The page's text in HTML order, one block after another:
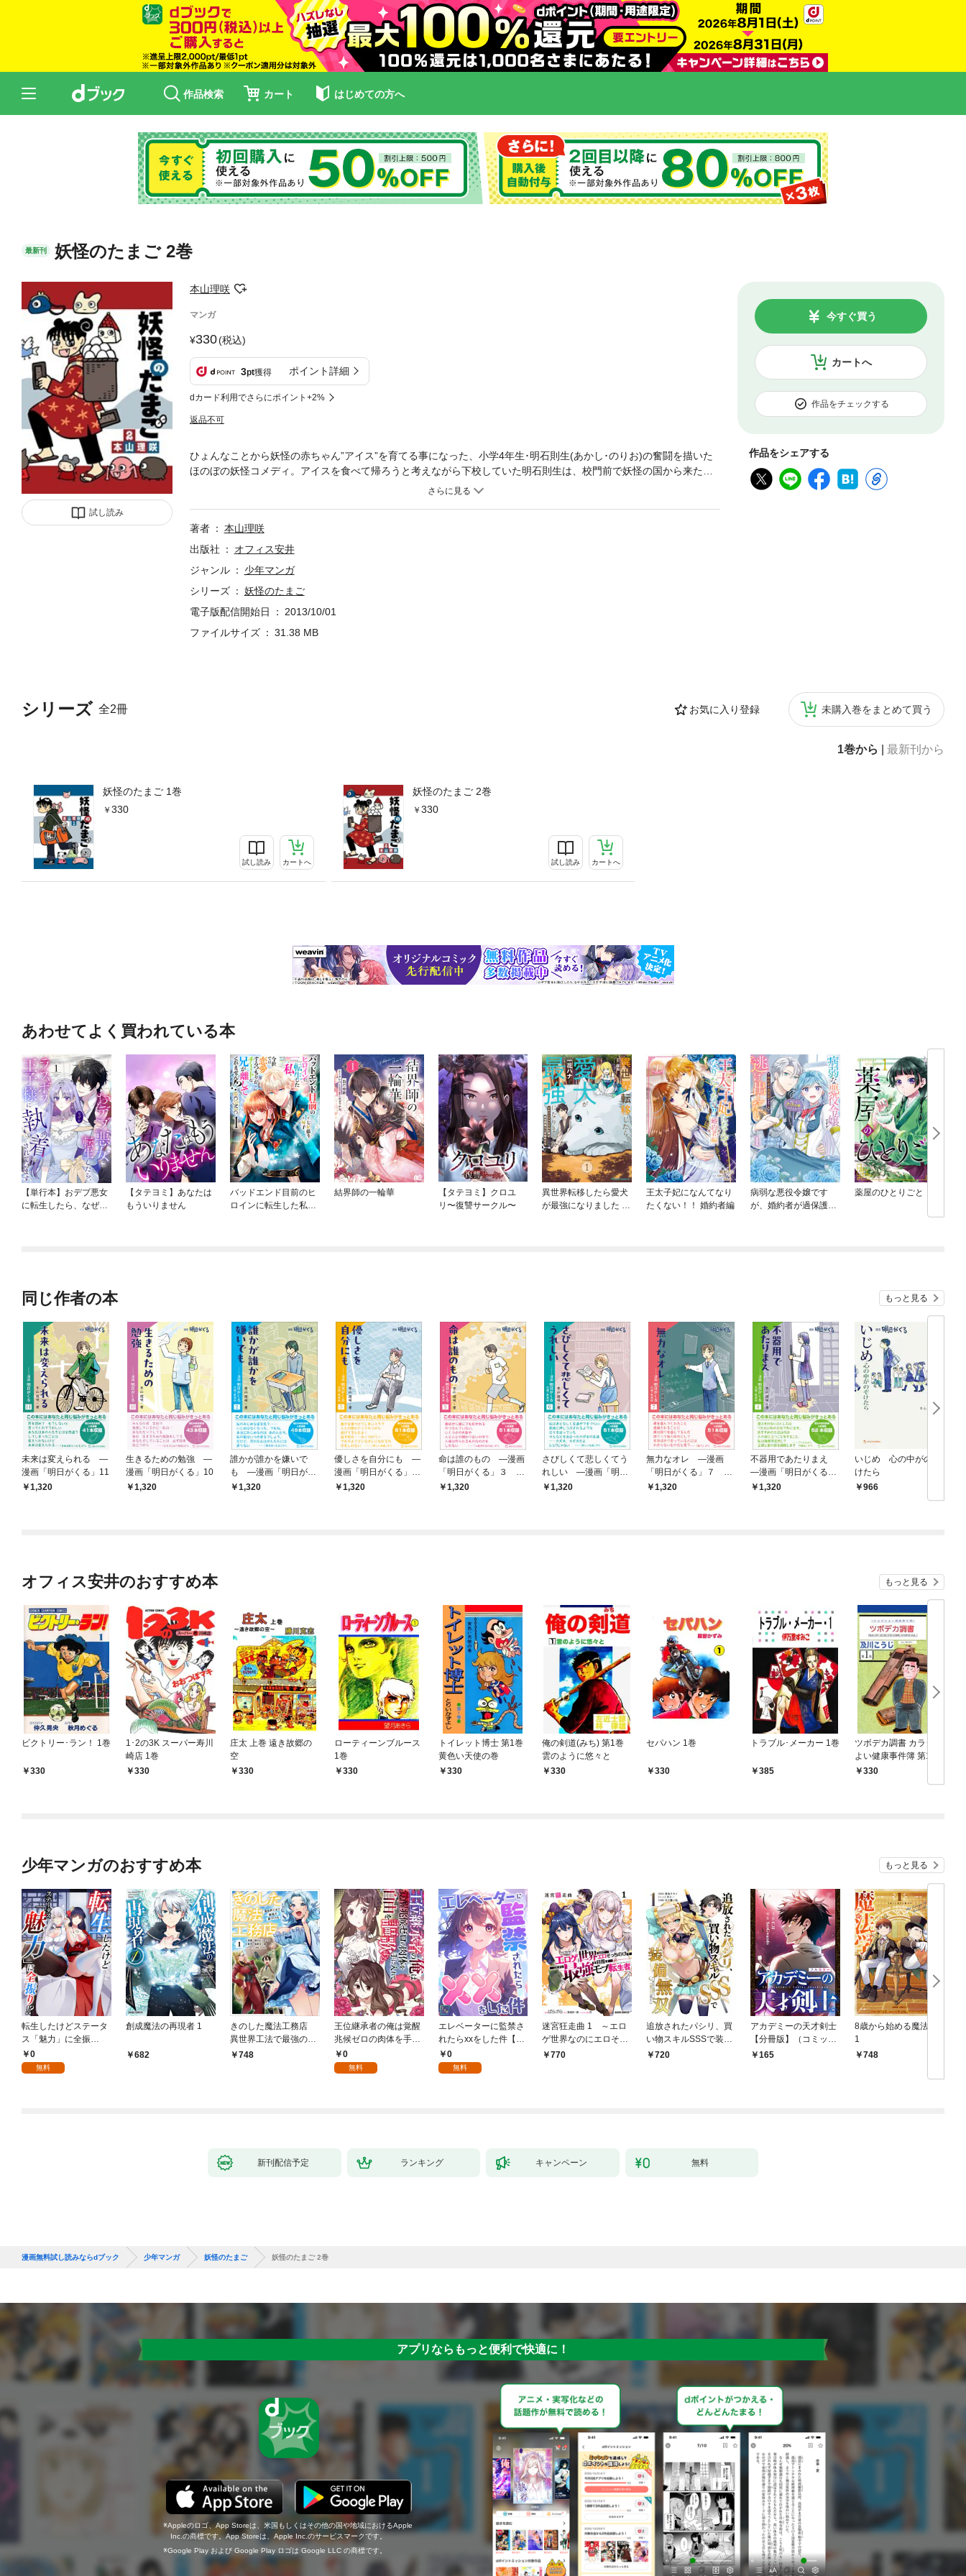
作品検索 カート はじめての方へ
最新刊 妖怪のたまご 2巻
試し読み
本山理咲
マンガ
330(税込)
3pt獲得 ポイント詳細
dカード利用でさらにポイント+2%
返品不可
カートへ
今すぐ買う
作品をチェックする
作品をシェアする
シリーズ 全2冊 お気に入り登録 未購入巻をまとめて買う
1巻から 最新刊から
妖怪のたまご 1巻
330
試し読み カートへ
妖怪のたまご 2巻
330
試し読み カートへ
ひょんなことから妖怪の赤ちゃん”アイス”を育てる事になった、小学4年生･明石則生(あかし･のりお)の奮闘を描いた
ほのぼの妖怪コメディ。アイスを食べて帰ろうと考えながら下校していた明石則生は、校門前で妖怪の国から来たた
まご売りの少女”ありの”と出会う。そしてありのに渡されたたまごを放り投げた明石は、その時に割れたたまごから生
著者
本山理咲
出版社
オフィス安井
ジャンル
少年マンガ
シリーズ
妖怪のたまご
電子版配信開始日
2013/10/01
ファイルサイズ
31.38 MB
あわせてよく買われている本
【単行本】おデブ悪女
に転生したら、なぜか
【タテヨミ】あなたは
もういりません
バッドエンド目前のヒ
ロインに転生した私、
結界師の一輪華
【タテヨミ】クロユ
リ〜復讐サークル〜
異世界転移したら愛犬
が最強になりました ～
王太子妃になんてなり
たくない！！ 婚約者編
病弱な悪役令嬢です
が、婚約者が過保護す
薬屋のひとりごと
同じ作者の本 もっと見る
未来は変えられる —
漫画「明日がくる」11
1,320
生きるための勉強 —
漫画「明日がくる」10
1,320
誰かが誰かを嫌いで
も —漫画「明日がく
る」２ 改題・新装版
1,320
優しさを自分にも —
漫画「明日がくる」
５ 改題・新装版
1,320
命は誰のもの —漫画
「明日がくる」３ 改
題・新装版
1,320
さびしくて悲しくてう
れしい —漫画「明日
がくる」６ 改題・新
1,320
無力なオレ —漫画
「明日がくる」７ 改
題・新装版
1,320
不器用であたりまえ
—漫画「明日がくる」
４ 改題・新装版
1,320
いじめ 心の中がのぞ
けたら
966
オフィス安井のおすすめ本 もっと見る
ビクトリー･ラン！ 1巻
330
1･2の3K スーパー寿川
崎店 1巻
330
庄太 上巻 遠き故郷の
空
330
ローティーンブルース
1巻
330
トイレット博士 第1巻
黄色い天使の巻
330
俺の剣道(みち) 第1巻
雲のように悠々と
330
セパハン 1巻
330
トラブル･メーカー 1巻
385
ツボデカ調書 カラダに
よい健康事件簿 第1巻
330
少年マンガのおすすめ本 もっと見る
転生したけどステータ
ス「魅力」に全振
り！？(1)
0
無料
創成魔法の再現者 1
682
きのした魔法工務店
異世界工法で最強の家
づくりを（コミック）
748
王位継承者の俺は覚醒
兆候ゼロの肉体を手に
入れて自由を謳歌す
る。1
0
無料
エレベーターに監禁さ
れたらxxをした件【全
年齢版】(1)
0
無料
迷宮狂走曲 1 ～エロ
ゲ世界なのにエロそっ
ちのけでひたすら最強
770
追放されたパシリ、買
い物スキルSSSで装備
無双 ～買ったモノを
720
アカデミーの天才剣士
【分冊版】（コミッ
ク） １話【フルカラ
165
8歳から始める魔法学
1
748
新刊配信予定 ランキング キャンペーン 無料
漫画無料試し読みならdブック 少年マンガ 妖怪のたまご 妖怪のたまご 2巻
アプリならもっと便利で快適に！
Appleのロゴ、App Storeは、米国もしくはその他の国や地域におけるApple
Inc.の商標です。App Storeは、Apple Inc.のサービスマークです。
Google Play および Google Play ロゴは Google LLC の商標です。